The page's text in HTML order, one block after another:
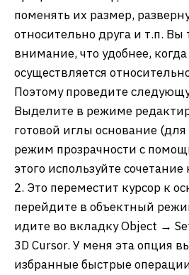
поменять их размер,
относительно друга и т.п.
внимание, что удобнее,
осуществляется
Поэтому проведите
Выделите в режиме
готовой иглы основание
режим прозрачности с
этого используйте
2. Это переместит курсор к
перейдите в объектный
идите во вкладку Object →
3D Cursor. У меня эта опция
избранные быстрые